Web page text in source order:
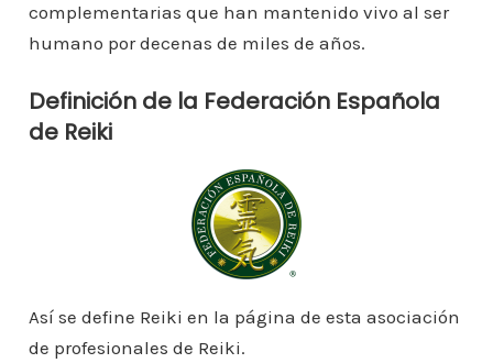
complementarias que han mantenido vivo al ser
humano por decenas de miles de años.
Definición de la Federación Española
de Reiki
Así se define Reiki en la página de esta asociación
de profesionales de Reiki.